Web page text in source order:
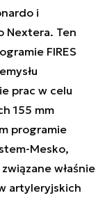
i
Nextera. Ten
FIRES
prac w celu
155 mm
programie
Mesko,
właśnie
artyleryjskich